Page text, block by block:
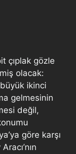
çıplak gözle
olacak:
ikinci
gelmesinin
değil,
göre karşı